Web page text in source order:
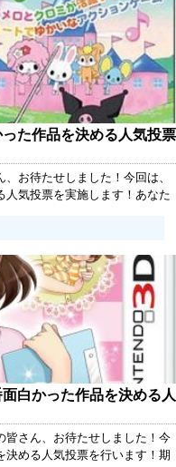
た作品を決める人気投票
お待たせしました！今回は、
人気投票を実施します！あなた
ームに投票してください！投
白かった作品を決める人
皆さん、お待たせしました！今
決める人気投票を行います！期